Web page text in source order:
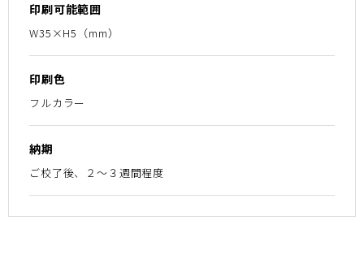
印刷可能範囲
W35×H5（mm）
印刷色
フルカラー
納期
ご校了後、２〜３週間程度